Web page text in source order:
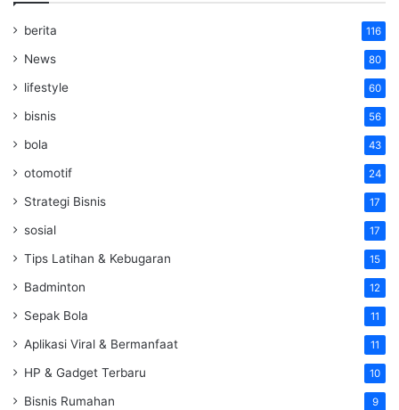
berita 116
News 80
lifestyle 60
bisnis 56
bola 43
otomotif 24
Strategi Bisnis 17
sosial 17
Tips Latihan & Kebugaran 15
Badminton 12
Sepak Bola 11
Aplikasi Viral & Bermanfaat 11
HP & Gadget Terbaru 10
Bisnis Rumahan 9